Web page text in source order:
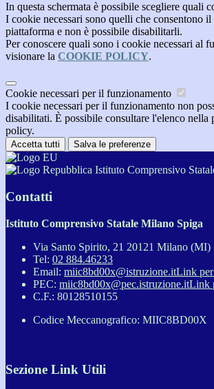
In questa schermata è possibile scegliere quali
I cookie necessari sono quelli che consentono
piattaforma e non è possibile disabilitarli.
Per conoscere quali sono i cookie necessari al
visionare la COOKIE POLICY.
Cookie necessari per il funzionamento
I cookie necessari per il funzionamento non
disabilitati. È possibile consultare l'elenco nella
policy.
Accetta tutti Salva le preferenze
Istituto Comprensivo
Contatti
Istituto Comprensivo Statale Milano Spiga
Via Santo Spirito, 21 20121 Milano (MI)
Tel: 02 884.46233
Email: miic8bd00x@istruzione.itLink
PEC: miic8bd00x@pec.istruzione.itLink
C.F.: 80128510155
Codice Meccanografico: MIIC8BD00X
Sezione Link Utili